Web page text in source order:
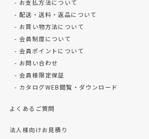
お支払方法について
配送・送料・返品について
お買い物方法について
会員制度について
会員ポイントについて
お問い合わせ
会員様限定保証
カタログWEB閲覧・ダウンロード
よくあるご質問
法人様向けお見積り